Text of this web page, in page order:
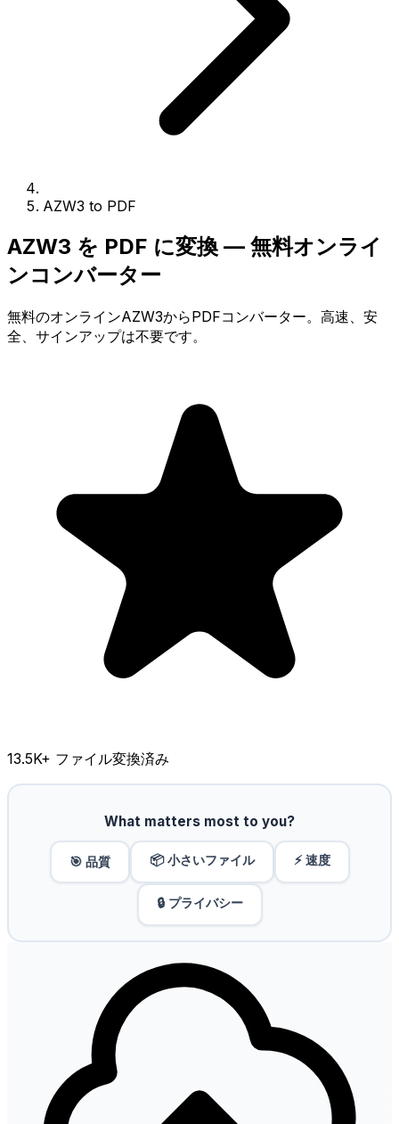
AZW3 to PDF
AZW3 を PDF に変換 — 無料オンライ
ンコンバーター
無料のオンラインAZW3からPDFコンバーター。高速、安
全、サインアップは不要です。
13.5K+ ファイル変換済み
What matters most to you?
🎯 品質 📦 小さいファイル ⚡ 速度
🔒 プライバシー